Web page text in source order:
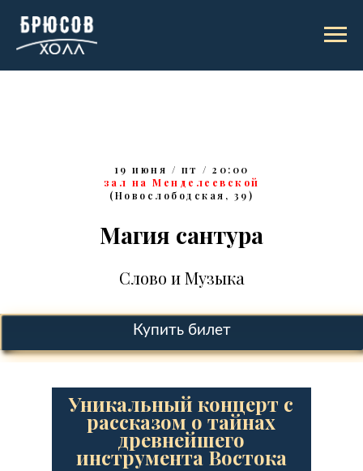
19 июня / пт / 20:00
зал на Менделеевской
(Новослободская, 39)
Магия сантура
Слово и Музыка
Купить билет
Уникальный концерт с
рассказом о тайнах
древнейшего
инструмента Востока